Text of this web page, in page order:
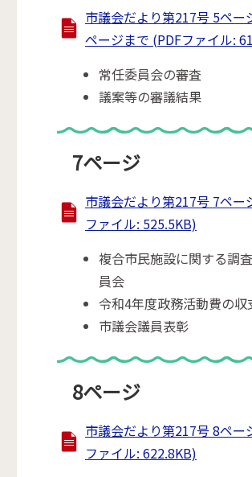
市議会だより第217号 5ペー
ページまで (PDFファイル:
常任委員会の審査
議案等の審議結果
7ページ
市議会だより第217号 7ペー
ファイル: 525.5KB)
複合市民施設に関する調
員会
令和4年度政務活動費の収
市議会議員表彰
8ページ
市議会だより第217号 8ペー
ファイル: 622.8KB)